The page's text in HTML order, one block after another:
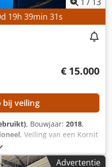
d 19h 39min 29s
€ 15.000
bij veiling
, Bouwjaar: 2018,
, Veiling van een Kornit
machine is tot en met week
en kan op afspraak
Advertentie